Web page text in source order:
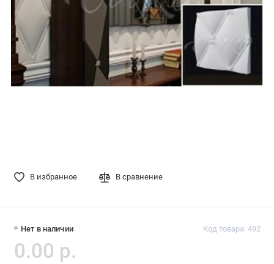
Нет в наличии Код товара: 492
0.00 р.
В избранное В сравнение